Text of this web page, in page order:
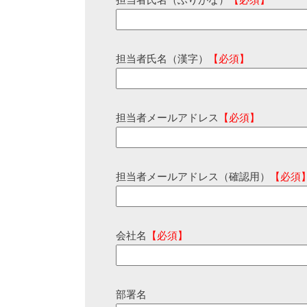
担当者氏名（漢字） 【必須】
担当者メールアドレス 【必須】
担当者メールアドレス（確認用） 【必須
会社名 【必須】
部署名